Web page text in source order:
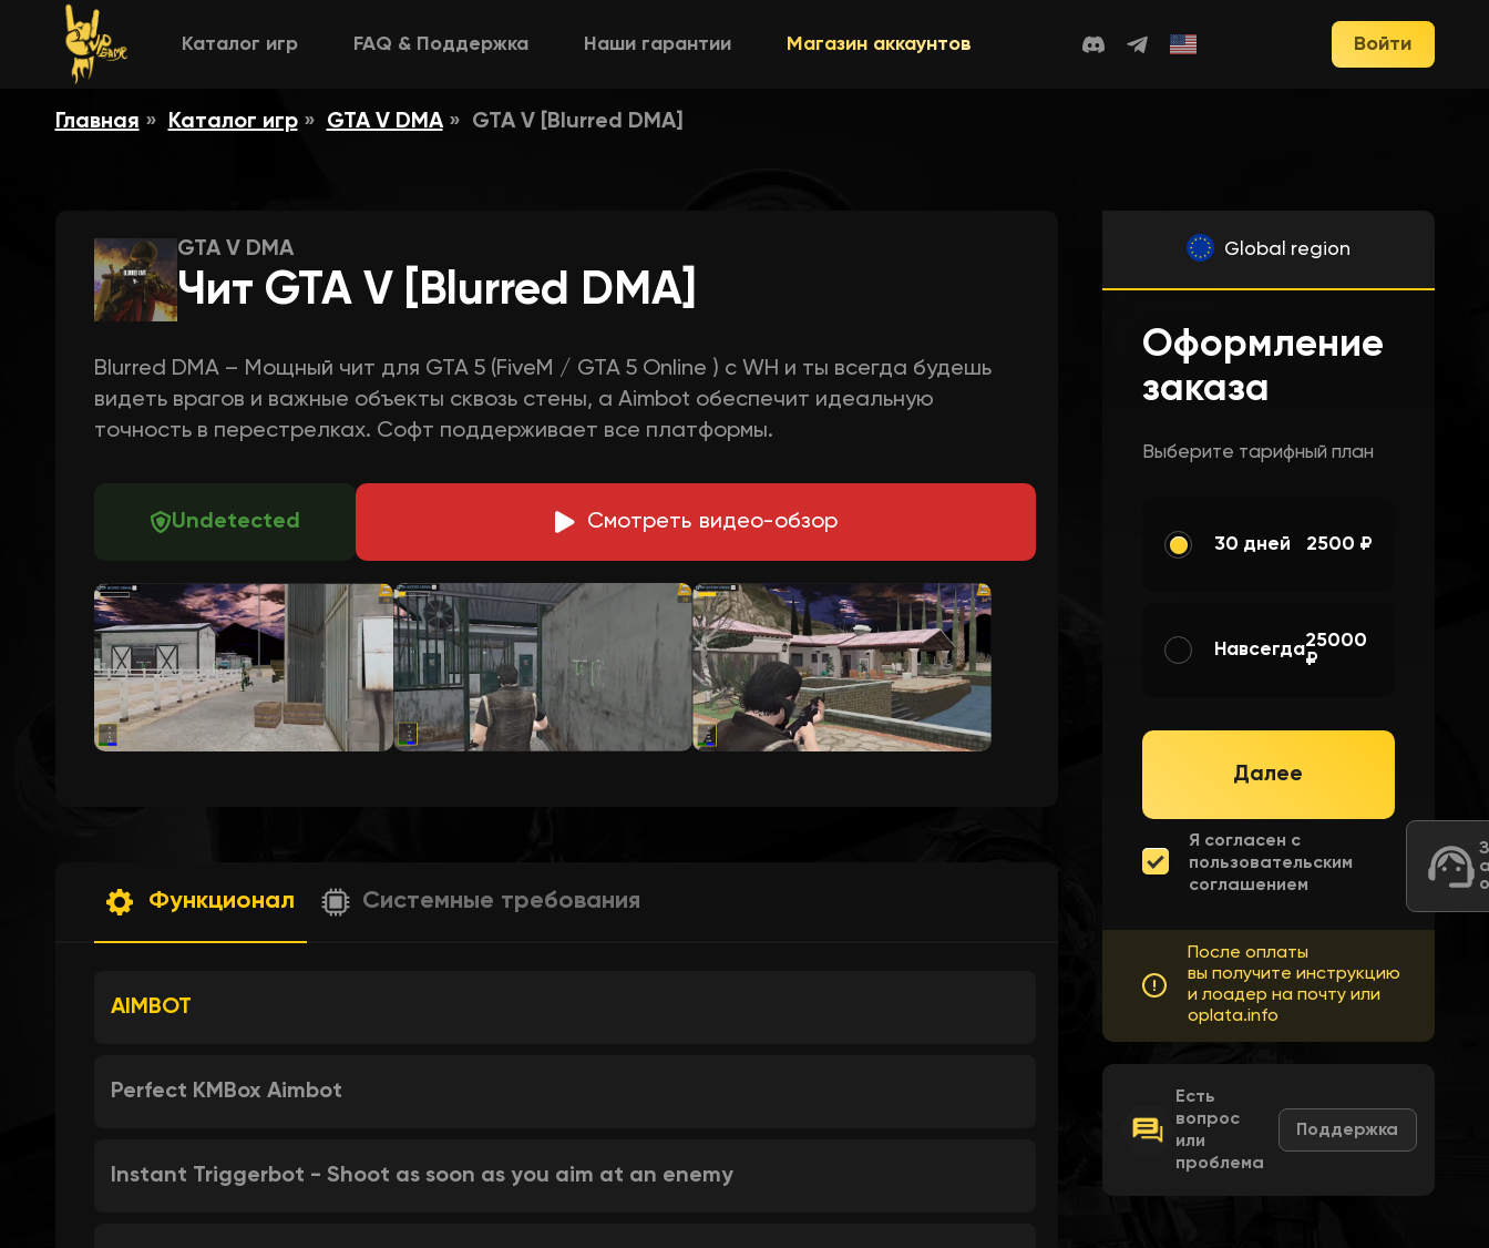
Каталог игр FAQ & Поддержка Наши гарантии Магазин аккаунтов Войти
Главная Каталог игр GTA V DMA GTA V [Blurred DMA]
GTA V DMA
Чит GTA V [Blurred DMA]
Blurred DMA – Мощный чит для GTA 5 (FiveM / GTA 5 Online ) с WH и ты всегда будешь
видеть врагов и важные объекты сквозь стены, а Aimbot обеспечит идеальную
точность в перестрелках. Софт поддерживает все платформы.
Undetected Смотреть видео-обзор
Функционал Системные требования
AIMBOT
Perfect KMBox Aimbot
Instant Triggerbot - Shoot as soon as you aim at an enemy
Global region
Оформление
заказа
Выберите тарифный план
30 дней 2500 ₽
Навсегда25000
₽
Далее
Я согласен с
пользовательским
соглашением
После оплаты
вы получите инструкцию
и лоадер на почту или
oplata.info
Есть
вопрос
или
проблема
Поддержка